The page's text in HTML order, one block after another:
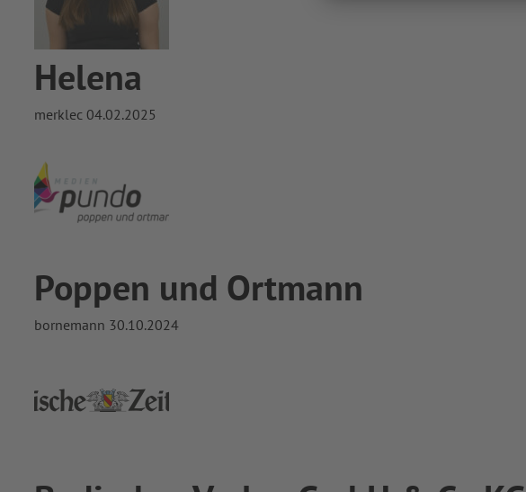
Helena
merklec 04.02.2025
Poppen und Ortmann
bornemann 30.10.2024